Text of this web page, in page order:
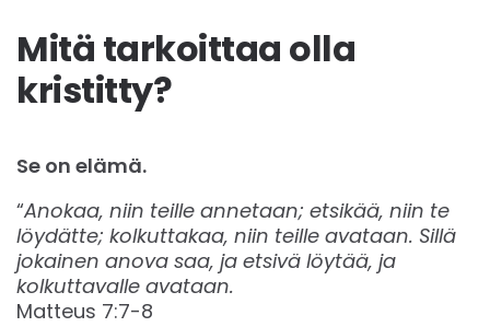
Mitä tarkoittaa olla
kristitty?
Se on elämä.
“Anokaa, niin teille annetaan; etsikää, niin te
löydätte; kolkuttakaa, niin teille avataan. Sillä
jokainen anova saa, ja etsivä löytää, ja
kolkuttavalle avataan.
Matteus 7:7-8